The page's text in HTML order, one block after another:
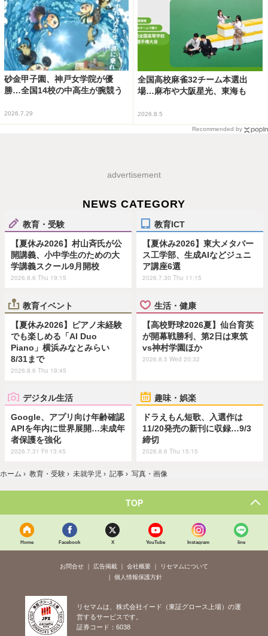
砂金甲子園、神戸女学院が優
勝…全国14校の中高生が腕競う
2026.7.29
全国高校麻雀32チーム本選出
場…麻布や大阪星光、東海も
2026.8.5
Recommended by
advertisement
NEWS CATEGORY
教育・受験
【夏休み2026】村山斉氏が公
開講義、小中学生のための大
学講義スクール9月開校
2026.8.6 Thu 19:15
教育ICT
【夏休み2026】東大メタバー
ス工学部、生成AIなどジュニ
ア講座6選
2026.7.30 Thu 11:15
教育イベント
【夏休み2026】ピアノ未経験
でも楽しめる「AI Duo
Piano」横浜みなとみらい
8/31まで
2026.8.6 Thu 19:45
生活・健康
【高校野球2026夏】仙台育英
が開幕戦勝利、第2日は東筑
vs神村学園ほか
2026.8.5 Wed 20:32
デジタル生活
Google、アプリ向け年齢確認
APIを年内に世界展開…未成年
者保護を強化
2026.7.31 Fri 13:45
趣味・娯楽
ドラえもん短歌、入選作は
11/20発売の新刊に収録…9/3
締切
2026.8.6 Thu 15:15
ホーム › 教育・受験 › 未就学児 › 記事 › 写真・画像
TOP
Home Facebook X YouTube Instagram line
お問合せ 広告掲載 会社概要
リセマムについて
個人情報保護方針
リセマムは、株式会社イード（東証グロース上場）の運
営するサービスです。
証券コード：6038